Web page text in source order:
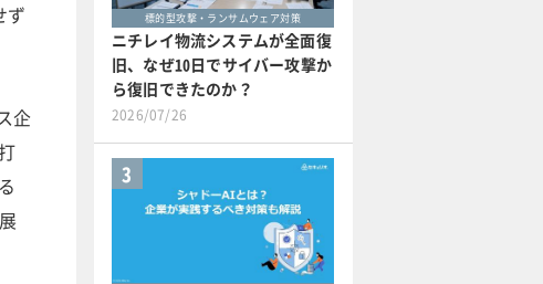
ず
企
標的型攻撃・ランサムウェア対策
ニチレイ物流システムが全面復
旧、なぜ10日でサイバー攻撃か
ら復旧できたのか？
2026/07/26
3